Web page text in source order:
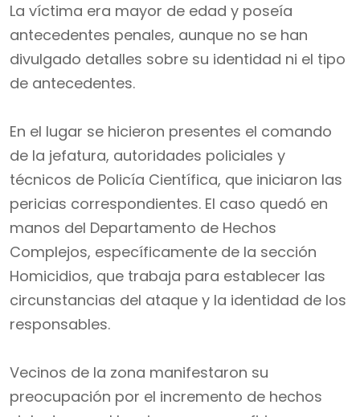
La víctima era mayor de edad y poseía
antecedentes penales, aunque no se han
divulgado detalles sobre su identidad ni el tipo
de antecedentes.
En el lugar se hicieron presentes el comando
de la jefatura, autoridades policiales y
técnicos de Policía Científica, que iniciaron las
pericias correspondientes. El caso quedó en
manos del Departamento de Hechos
Complejos, específicamente de la sección
Homicidios, que trabaja para establecer las
circunstancias del ataque y la identidad de los
responsables.
Vecinos de la zona manifestaron su
preocupación por el incremento de hechos